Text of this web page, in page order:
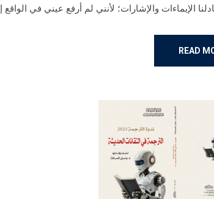
الإيماءات والإشارات؛ لأنني لم أرفع عيني في
READ